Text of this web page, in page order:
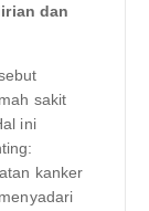
dan
sakit
ini
kanker